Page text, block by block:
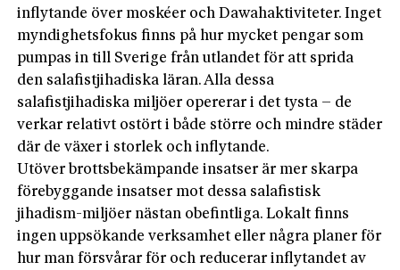
inflytande över moskéer och Dawahaktiviteter. Inget
myndighetsfokus finns på hur mycket pengar som
pumpas in till Sverige från utlandet för att sprida
den salafistjihadiska läran. Alla dessa
salafistjihadiska miljöer opererar i det tysta – de
verkar relativt ostört i både större och mindre städer
där de växer i storlek och inflytande.
Utöver brottsbekämpande insatser är mer skarpa
förebyggande insatser mot dessa salafistisk
jihadism-miljöer nästan obefintliga. Lokalt finns
ingen uppsökande verksamhet eller några planer för
hur man försvårar för och reducerar inflytandet av